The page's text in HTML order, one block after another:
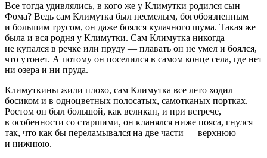
Все тогда удивлялись, в кого же у Климутки родился сын
Фома? Ведь сам Климутка был несмелым, богобоязненным
и большим трусом, он даже боялся кулачного шума. Такая же
была и вся родня у Климутки. Сам Климутка никогда
не купался в речке или пруду — плавать он не умел и боялся,
что утонет. А потому он поселился в самом конце села, где нет
ни озера и ни пруда.
Климуткины жили плохо, сам Климутка все лето ходил
босиком и в одноцветных полосатых, самотканых портках.
Ростом он был большой, как великан, и при встрече,
в особенности со старшими, он кланялся ниже пояса, гнулся
так, что как бы переламывался на две части — верхнюю
и нижнюю.